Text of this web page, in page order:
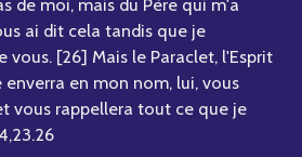
ai dit cela tandis que je
vous. [26] Mais le Paraclet, l'Esprit
enverra en mon nom, lui, vous
vous rappellera tout ce que je